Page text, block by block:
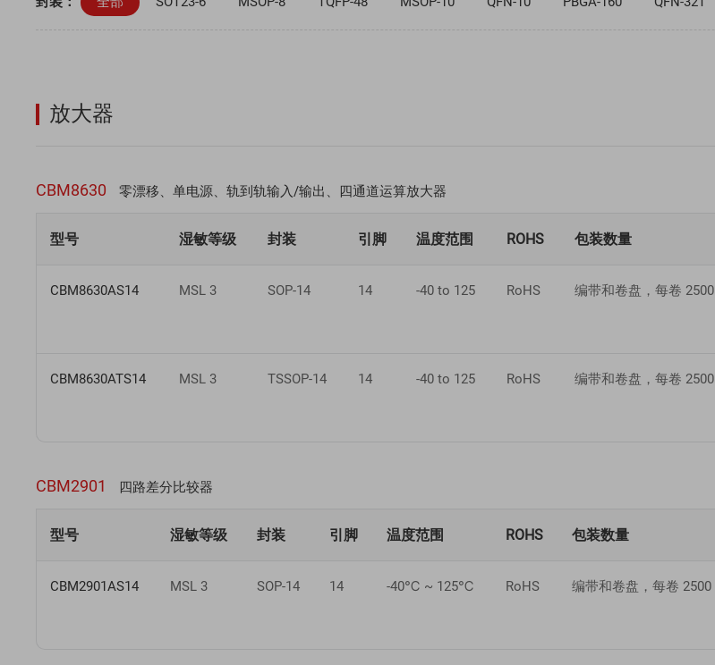
放大器
CBM8630 零漂移、单电源、轨到轨输入/输出、四通道运算放大器
型号 湿敏等级 封装 引脚 温度范围 ROHS 包装数量
CBM8630AS14 MSL 3 SOP-14 14 -40 to 125 RoHS 编带和卷盘，每卷 2500
CBM8630ATS14 MSL 3 TSSOP-14 14 -40 to 125 RoHS 编带和卷盘，每卷 2500
CBM2901 四路差分比较器
型号 湿敏等级 封装 引脚 温度范围 ROHS 包装数量
CBM2901AS14 MSL 3 SOP-14 14 -40℃ ~ 125℃ RoHS 编带和卷盘，每卷 2500